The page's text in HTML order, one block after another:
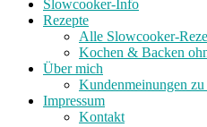
Slowcooker-Info
Rezepte
Alle Slowcooker-
Kochen & Backen
Über mich
Kundenmeinungen
Impressum
Kontakt